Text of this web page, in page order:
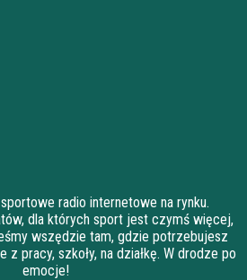
radio internetowe na rynku.
dla których sport jest czymś więcej,
wszędzie tam, gdzie potrzebujesz
pracy, szkoły, na działkę. W drodze po
emocje!